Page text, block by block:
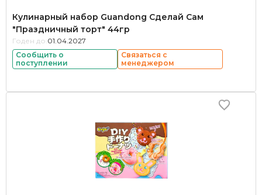
Кулинарный набор Guandong Сделай Сам
"Праздничный торт" 44гр
Годен до: 01.04.2027
Сообщить о
поступлении
Связаться с
менеджером